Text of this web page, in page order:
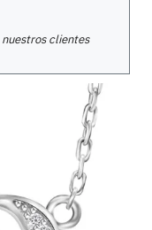
nuestros clientes